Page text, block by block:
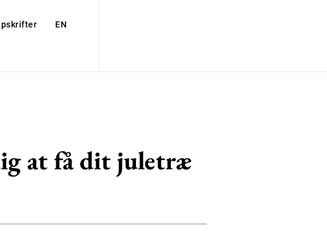
EN
at få dit juletræ